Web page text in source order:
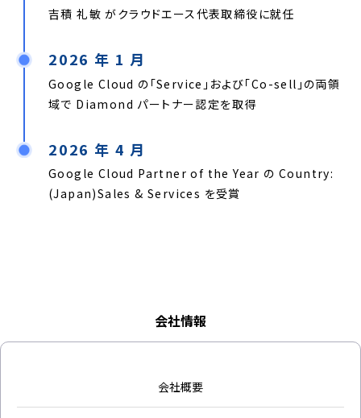
吉積 礼敏 がクラウドエース代表取締役に就任
2026 年 1 月
Google Cloud の「Service」および「Co-sell」の両領
域で Diamond パートナー認定を取得
2026 年 4 月
Google Cloud Partner of the Year の Country:
(Japan)Sales & Services を受賞
会社情報
会社概要